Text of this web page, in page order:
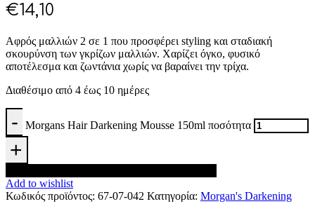
€14,10
Αφρός μαλλιών 2 σε 1 που προσφέρει styling και σταδιακή
σκουρύνση των γκρίζων μαλλιών. Χαρίζει όγκο, φυσικό
αποτέλεσμα και ζωντάνια χωρίς να βαραίνει την τρίχα.
Διαθέσιμο από 4 έως 10 ημέρες
Morgans Hair Darkening Mousse 150ml ποσότητα
Add to wishlist
Κωδικός προϊόντος: 67-07-042 Κατηγορία: Morgan's Darkening